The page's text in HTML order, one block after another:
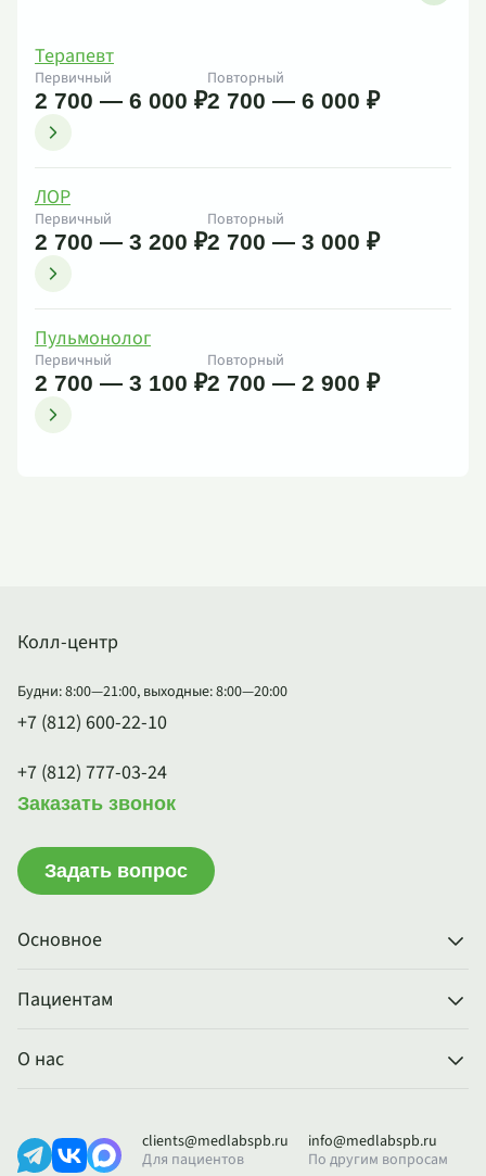
Терапевт
Первичный
2 700 — 6 000 ₽
Повторный
2 700 — 6 000 ₽
ЛОР
Первичный
2 700 — 3 200 ₽
Повторный
2 700 — 3 000 ₽
Пульмонолог
Первичный
2 700 — 3 100 ₽
Повторный
2 700 — 2 900 ₽
Основное
Пациентам
О нас
Колл-центр
Будни: 8:00—21:00, выходные: 8:00—20:00
+7 (812) 600-22-10
+7 (812) 777-03-24
Заказать звонок
Задать вопрос
clients@medlabspb.ru
Для пациентов
info@medlabspb.ru
По другим вопросам